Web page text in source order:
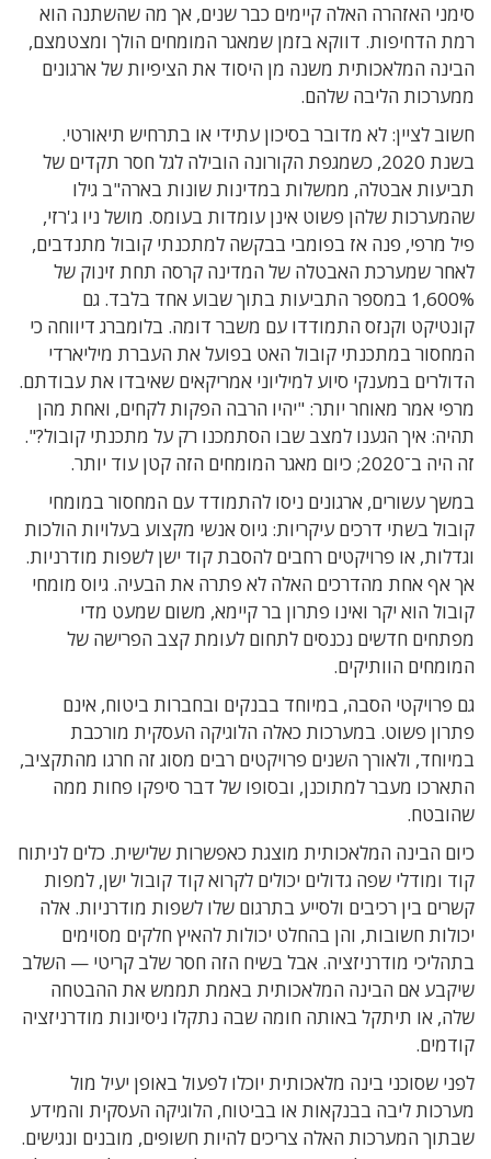
סימני האזהרה האלה קיימים כבר שנים, אך מה שהשתנה הוא
רמת הדחיפות. דווקא בזמן שמאגר המומחים הולך ומצטמצם,
הבינה המלאכותית משנה מן היסוד את הציפיות של ארגונים
ממערכות הליבה שלהם.
חשוב לציין: לא מדובר בסיכון עתידי או בתרחיש תיאורטי.
בשנת 2020, כשמגפת הקורונה הובילה לגל חסר תקדים של
תביעות אבטלה, ממשלות במדינות שונות בארה"ב גילו
שהמערכות שלהן פשוט אינן עומדות בעומס. מושל ניו ג'רזי,
פיל מרפי, פנה אז בפומבי בבקשה למתכנתי קובול מתנדבים,
לאחר שמערכת האבטלה של המדינה קרסה תחת זינוק של
1,600% במספר התביעות בתוך שבוע אחד בלבד. גם
קונטיקט וקנזס התמודדו עם משבר דומה. בלומברג דיווחה כי
המחסור במתכנתי קובול האט בפועל את העברת מיליארדי
הדולרים במענקי סיוע למיליוני אמריקאים שאיבדו את עבודתם.
מרפי אמר מאוחר יותר: "יהיו הרבה הפקות לקחים, ואחת מהן
תהיה: איך הגענו למצב שבו הסתמכנו רק על מתכנתי קובול?".
זה היה ב־2020; כיום מאגר המומחים הזה קטן עוד יותר.
במשך עשורים, ארגונים ניסו להתמודד עם המחסור במומחי
קובול בשתי דרכים עיקריות: גיוס אנשי מקצוע בעלויות הולכות
וגדלות, או פרויקטים רחבים להסבת קוד ישן לשפות מודרניות.
אך אף אחת מהדרכים האלה לא פתרה את הבעיה. גיוס מומחי
קובול הוא יקר ואינו פתרון בר קיימא, משום שמעט מדי
מפתחים חדשים נכנסים לתחום לעומת קצב הפרישה של
המומחים הוותיקים.
גם פרויקטי הסבה, במיוחד בבנקים ובחברות ביטוח, אינם
פתרון פשוט. במערכות כאלה הלוגיקה העסקית מורכבת
במיוחד, ולאורך השנים פרויקטים רבים מסוג זה חרגו מהתקציב,
התארכו מעבר למתוכנן, ובסופו של דבר סיפקו פחות ממה
שהובטח.
כיום הבינה המלאכותית מוצגת כאפשרות שלישית. כלים לניתוח
קוד ומודלי שפה גדולים יכולים לקרוא קוד קובול ישן, למפות
קשרים בין רכיבים ולסייע בתרגום שלו לשפות מודרניות. אלה
יכולות חשובות, והן בהחלט יכולות להאיץ חלקים מסוימים
בתהליכי מודרניזציה. אבל בשיח הזה חסר שלב קריטי — השלב
שיקבע אם הבינה המלאכותית באמת תממש את ההבטחה
שלה, או תיתקל באותה חומה שבה נתקלו ניסיונות מודרניזציה
קודמים.
לפני שסוכני בינה מלאכותית יוכלו לפעול באופן יעיל מול
מערכות ליבה בבנקאות או בביטוח, הלוגיקה העסקית והמידע
שבתוך המערכות האלה צריכים להיות חשופים, מובנים ונגישים.